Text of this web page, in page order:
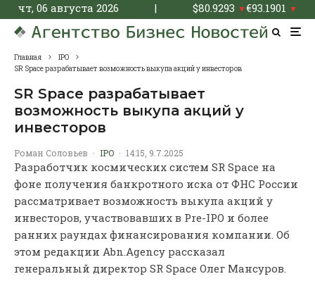
чт, 06 августа 2026 | $80.9293 ▼€93.1901 ▼
Главная
IPO
SR Space разрабатывает возможность выкупа акций у инвесторов
SR Space разрабатывает
возможность выкупа акций у
инвесторов
Роман Соловьев · IPO · 14:15, 9.7.2025
Разработчик космических систем SR Space на
фоне получения банкротного иска от ФНС России
рассматривает возможность выкупа акций у
инвесторов, участвовавших в Pre-IPO и более
ранних раундах финансирования компании. Об
этом редакции Abn.Agency рассказал
генеральный директор SR Space Олег Мансуров.